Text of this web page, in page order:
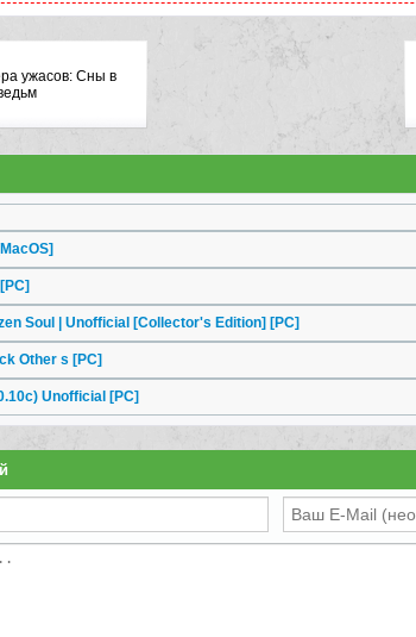
ужасов: Сны в
[PC]
Soul | Unofficial [Collector's Edition] [PC]
Other s [PC]
Unofficial [PC]